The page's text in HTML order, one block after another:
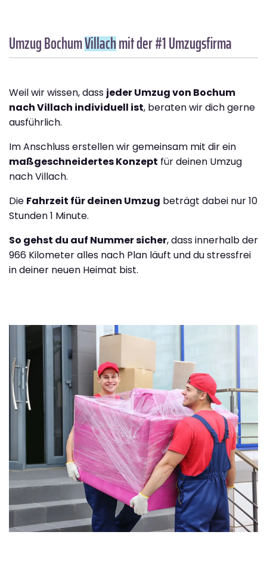
Umzug BochumVillachmit der #1 Umzugsfirma
Weil wir wissen, dass jeder Umzug von Bochum
nach Villach individuell ist, beraten wir dich gerne
ausführlich.
Im Anschluss erstellen wir gemeinsam mit dir ein
maßgeschneidertes Konzept für deinen Umzug
nach Villach.
Die Fahrzeit für deinen Umzug beträgt dabei nur 10
Stunden 1 Minute.
So gehst du auf Nummer sicher, dass innerhalb der
966 Kilometer alles nach Plan läuft und du stressfrei
in deiner neuen Heimat bist.